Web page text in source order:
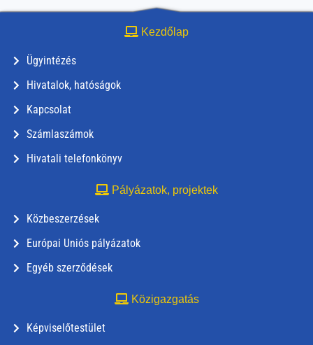
Kezdőlap
Ügyintézés
Hivatalok, hatóságok
Kapcsolat
Számlaszámok
Hivatali telefonkönyv
Pályázatok, projektek
Közbeszerzések
Európai Uniós pályázatok
Egyéb szerződések
Közigazgatás
Képviselőtestület